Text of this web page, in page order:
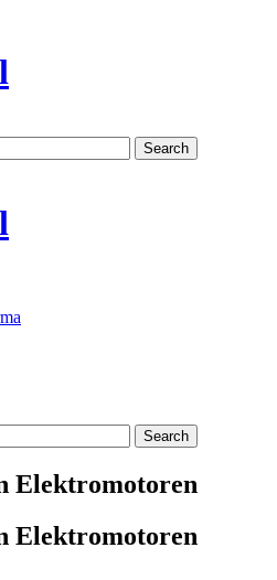
Search
Search
Elektromotoren
Elektromotoren